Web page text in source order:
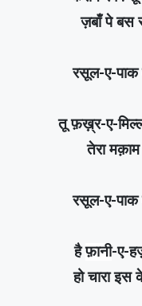
ज़बाँ पे बस
रसूल-ए-पाक
तू फ़ख़्र-ए-
तेरा मक़ाम
रसूल-ए-पाक
हैफ़ानी-ए-
हो चारा इस